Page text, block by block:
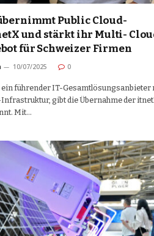
Public Cloud-
und stärkt ihr Multi-
für Schweizer Firmen
10/07/2025 0
ein führender IT-Gesamtlösungsanbieter
gibt die Übernahme der
Mit…